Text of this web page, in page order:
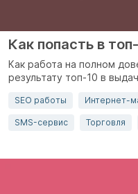
Как попасть в
Как работа на полном
результату топ-10 в
SEO работы Интернет-
SMS-сервис Торговля